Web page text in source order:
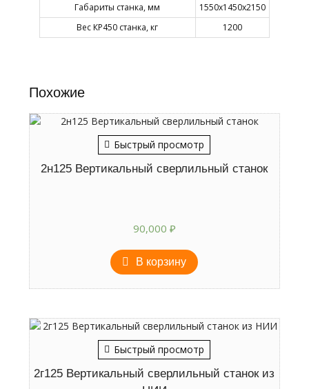
Габариты станка, мм
1550x1450x2150
Вес КР450 станка, кг
1200
Похожие
Быстрый просмотр
2н125 Вертикальный сверлильный станок
90,000 ₽
В корзину
Быстрый просмотр
2г125 Вертикальный сверлильный станок из